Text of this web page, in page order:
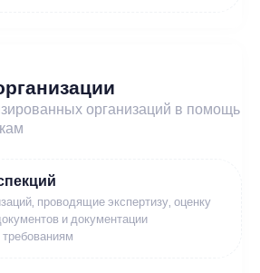
организаций в помощь
проводящие экспертизу, оценку
и документации